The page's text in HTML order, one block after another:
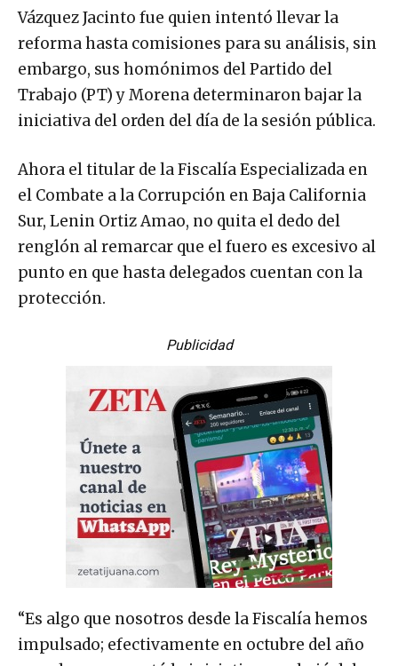
Vázquez Jacinto fue quien intentó llevar la
reforma hasta comisiones para su análisis, sin
embargo, sus homónimos del Partido del
Trabajo (PT) y Morena determinaron bajar la
iniciativa del orden del día de la sesión pública.
Ahora el titular de la Fiscalía Especializada en
el Combate a la Corrupción en Baja California
Sur, Lenin Ortiz Amao, no quita el dedo del
renglón al remarcar que el fuero es excesivo al
punto en que hasta delegados cuentan con la
protección.
Publicidad
“Es algo que nosotros desde la Fiscalía hemos
impulsado; efectivamente en octubre del año